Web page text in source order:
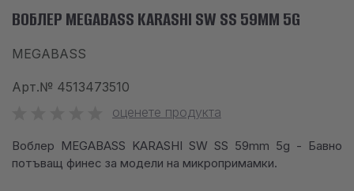
info@waves.bg
ВОБЛЕР MEGABASS KARASHI SW SS 59MM 5G
MEGABASS
Арт.№ 4513473510
оценете продукта
Воблер MEGABASS KARASHI SW SS 59mm 5g - Бавно
потъващ финес за модели на микропримамки.